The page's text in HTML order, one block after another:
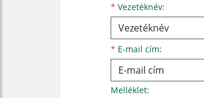
* Vezetéknév:
* E-mail cím:
Melléklet: